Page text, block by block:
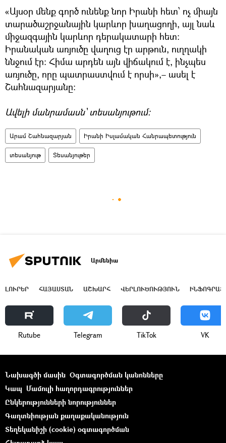
«Այսօր մենք գործ ունենք նոր Իրանի հետ՝ ոչ միայն
տարածաշրջանային կարևոր խաղացողի, այլ նաև
միջազգային կարևոր դերակատարի հետ։
Իրանական առյուծը վաղուց էր արթուն, ուղղակի
ննջում էր։ Հիմա արդեն այն վիճակում է, ինչպես
առյուծը, որը պատրաստվում է որսի»,– ասել է
Շահնազարյանը։
Ավելի մանրամասն՝ տեսանյութում։
Արամ Շահնազարյան Իրանի Իսլամական Հանրապետություն
տեսանյութ Տեսանյութեր
Արմենիա
ԼՈՒՐԵՐ ՀԱՅԱՍՏԱՆ ԱՇԽԱՐՀ ՎԵՐԼՈՒԾՈՒԹՅՈՒՆ
Rutube Telegram ТikТоk VK
Նախագծի մասին Օգտագործման կանոնները
Կապ Մամուլի հաղորդագրություններ
Ընկերությունների նորություններ
Գաղտնիության քաղաքականություն
Տեղեկանիշի (cookie) օգտագործման